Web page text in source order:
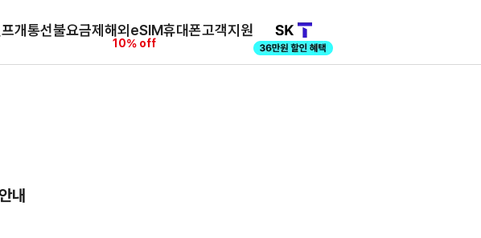
개통선불요금제해외eSIM
10% off
휴대폰고객지원
내